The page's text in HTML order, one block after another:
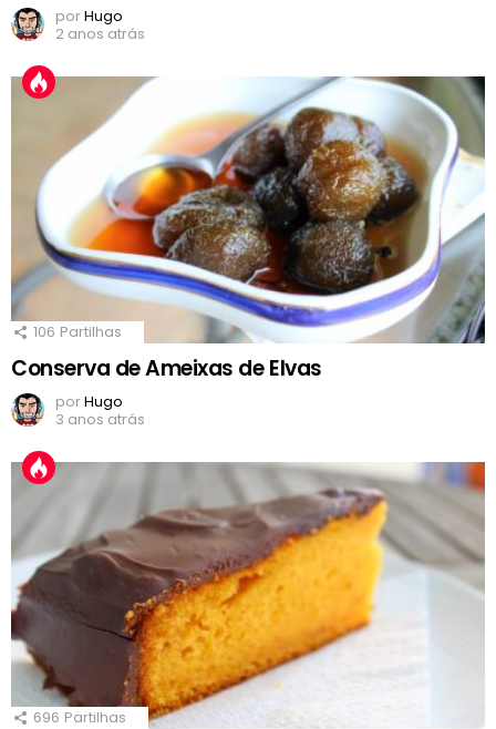
porHugo
2 anos atrás
106 Partilhas
Conserva de Ameixas de Elvas
porHugo
3 anos atrás
696 Partilhas